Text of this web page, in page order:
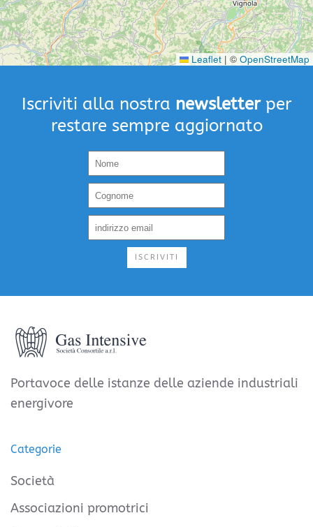
Leaflet | © OpenStreetMap
Iscriviti alla nostra newsletterper
restare sempre aggiornato
ISCRIVITI
Portavoce delle istanze delle aziende industriali
energivore
Categorie
Società
Associazioni promotrici